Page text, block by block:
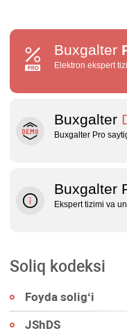
Buxgalter
Elektron ekspert
Buxgalter
Buxgalter Pro
Buxgalter
Ekspert tizimi va
Soliq kodeksi
Foyda soligʻi
JShDS